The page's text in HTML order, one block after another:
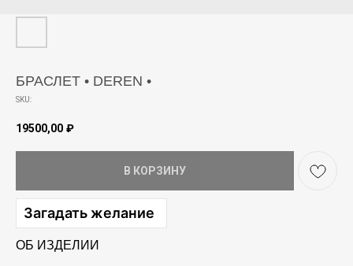
БРАСЛЕТ • DEREN •
SKU:
19500,00 ₽
В КОРЗИНУ
Загадать желание
ОБ ИЗДЕЛИИ